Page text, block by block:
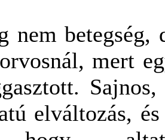
nem
mert
elváltozás,